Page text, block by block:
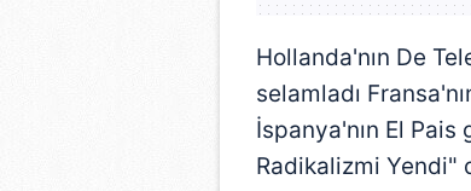
Hollanda'nın De
selamladı
İspanya'nın El Pais
Radikalizmi Yendi"